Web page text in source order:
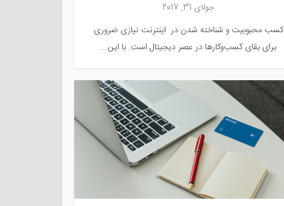
جولای 31, 2017
کسب محبوبیت و شناخته شدن در اینترنت نیازی ضروری
برای بقای کسب‌و‌کارها در عصر دیجیتال است. با این...